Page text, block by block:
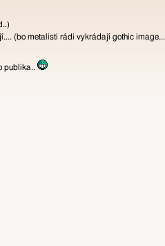
(bo metalisti rádi vykrádají gothic image...
publika..